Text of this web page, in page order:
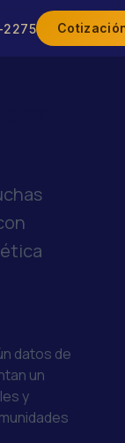
2275
datos de
un
y